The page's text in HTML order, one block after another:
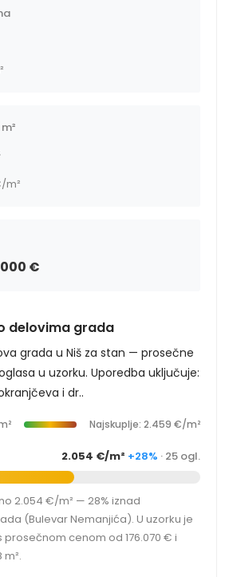
m²
€
delovima grada
grada u Niš za stan — prosečne
u uzorku. Uporedba uključuje:
i dr..
Najskuplje: 2.459 €/m²
2.054 €/m² +28% · 25 ogl.
2.054 €/m² — 28% iznad
(Bulevar Nemanjića). U uzorku je
prosečnom cenom od 176.070 € i